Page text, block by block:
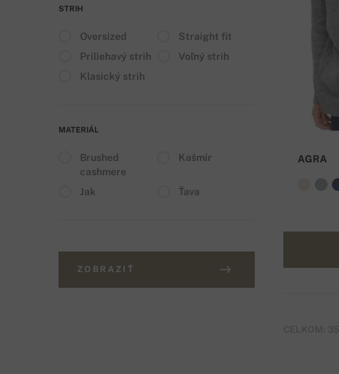
STRIH
Oversized
Straight fit
Priliehavý strih
Voľný strih
Klasický strih
MATERIÁL
Brushed
cashmere
Kašmír
Jak Ťava
ZOBRAZIŤ
AGRA